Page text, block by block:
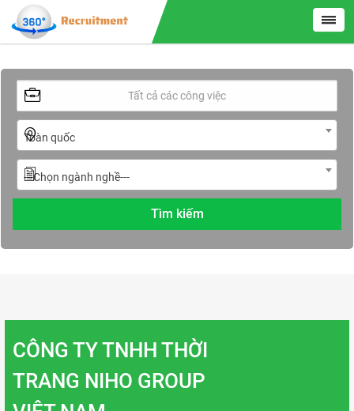
Toàn quốc
---Chọn ngành nghề---
CÔNG TY TNHH THỜI
TRANG NIHO GROUP